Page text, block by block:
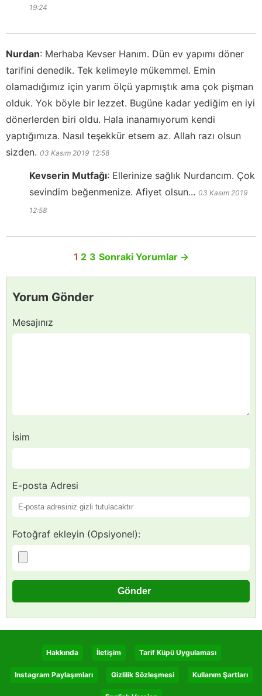
19:24
Nurdan: Merhaba Kevser Hanım. Dün ev yapımı döner
tarifini denedik. Tek kelimeyle mükemmel. Emin
olamadığımız için yarım ölçü yapmıştık ama çok pişman
olduk. Yok böyle bir lezzet. Bugüne kadar yediğim en iyi
dönerlerden biri oldu. Hala inanamıyorum kendi
yaptığımıza. Nasıl teşekkür etsem az. Allah razı olsun
sizden. 03 Kasım 2019 12:58
Kevserin Mutfağı: Ellerinize sağlık Nurdancım. Çok
sevindim beğenmenize. Afiyet olsun... 03 Kasım 2019
12:58
1 2 3 Sonraki Yorumlar →
Yorum Gönder
Mesajınız
İsim
E-posta Adresi
Fotoğraf ekleyin (Opsiyonel):
Hakkında İletişim Tarif Küpü Uygulaması
Instagram Paylaşımları Gizlilik Sözleşmesi Kullanım Şartları